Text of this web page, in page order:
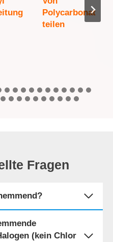
Polycarbonat
Teilen
Fragen
(kein Chlor